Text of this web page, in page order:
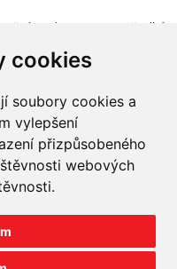
cookies
soubory cookies a
vylepšení
přizpůsobeného
webových
podpory z prostředků
for the Future